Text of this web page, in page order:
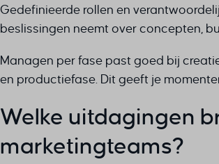
Gedefinieerde rollen en
beslissingen neemt over concepten,
Managen per fase past goed bij
en productiefase. Dit geeft je
Welke uitdagingen
marketingteams?